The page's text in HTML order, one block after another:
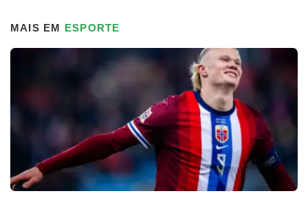
MAIS EM ESPORTE